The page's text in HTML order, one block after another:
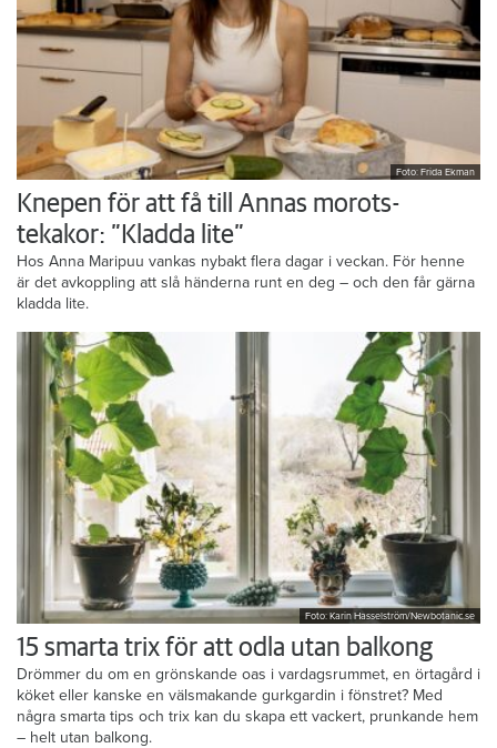
Foto: Frida Ekman
Knepen för att få till Annas morots-
tekakor: ”Kladda lite”
Hos Anna Maripuu vankas nybakt flera dagar i veckan. För henne
är det avkoppling att slå händerna runt en deg – och den får gärna
kladda lite.
Foto: Karin Hasselström/Newbotanic.se
15 smarta trix för att odla utan balkong
Drömmer du om en grönskande oas i vardagsrummet, en örtagård i
köket eller kanske en välsmakande gurkgardin i fönstret? Med
några smarta tips och trix kan du skapa ett vackert, prunkande hem
– helt utan balkong.